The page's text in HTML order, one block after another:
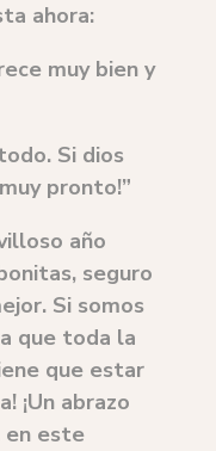
ahora:
muy bien y
Si dios
pronto!”
año
seguro
Si somos
que toda la
que estar
¡Un abrazo
en este